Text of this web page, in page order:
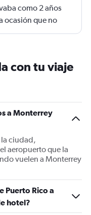
como 2 años
ocasión que no
el vuelo se
siquiera tuvieron la
reembolsaron.
con tu viaje
a Monterrey
ciudad,
aeropuerto que la
vuelen a Monterrey
Puerto Rico a
hotel?